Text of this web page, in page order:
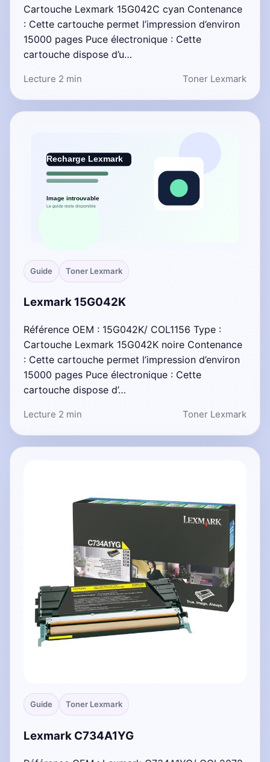
Cartouche Lexmark 15G042C cyan Contenance
: Cette cartouche permet l’impression d’environ
15000 pages Puce électronique : Cette
cartouche dispose d’u…
Lecture 2 min Toner Lexmark
Guide Toner Lexmark
Lexmark 15G042K
Référence OEM : 15G042K/ COL1156 Type :
Cartouche Lexmark 15G042K noire Contenance
: Cette cartouche permet l’impression d’environ
15000 pages Puce électronique : Cette
cartouche dispose d’…
Lecture 2 min Toner Lexmark
Guide Toner Lexmark
Lexmark C734A1YG